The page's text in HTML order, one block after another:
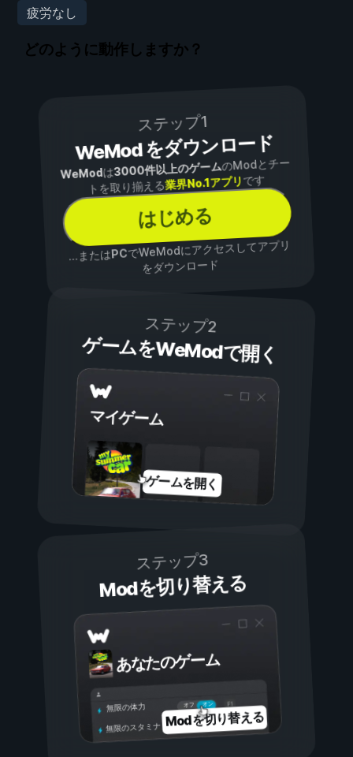
疲労なし
どのように動作しますか？
ステップ1
WeMod をダウンロード
WeModは3000件以上のゲームのModとチー
トを取り揃える業界No.1アプリです
はじめる
...またはPCでWeModにアクセスしてアプリ
をダウンロード
ステップ2
ゲームをWeModで開く
マイゲーム
ゲームを開く
ステップ3
Modを切り替える
あなたのゲーム
オン
オフ
無限の体力
無限のスタミナ Modを切り替える